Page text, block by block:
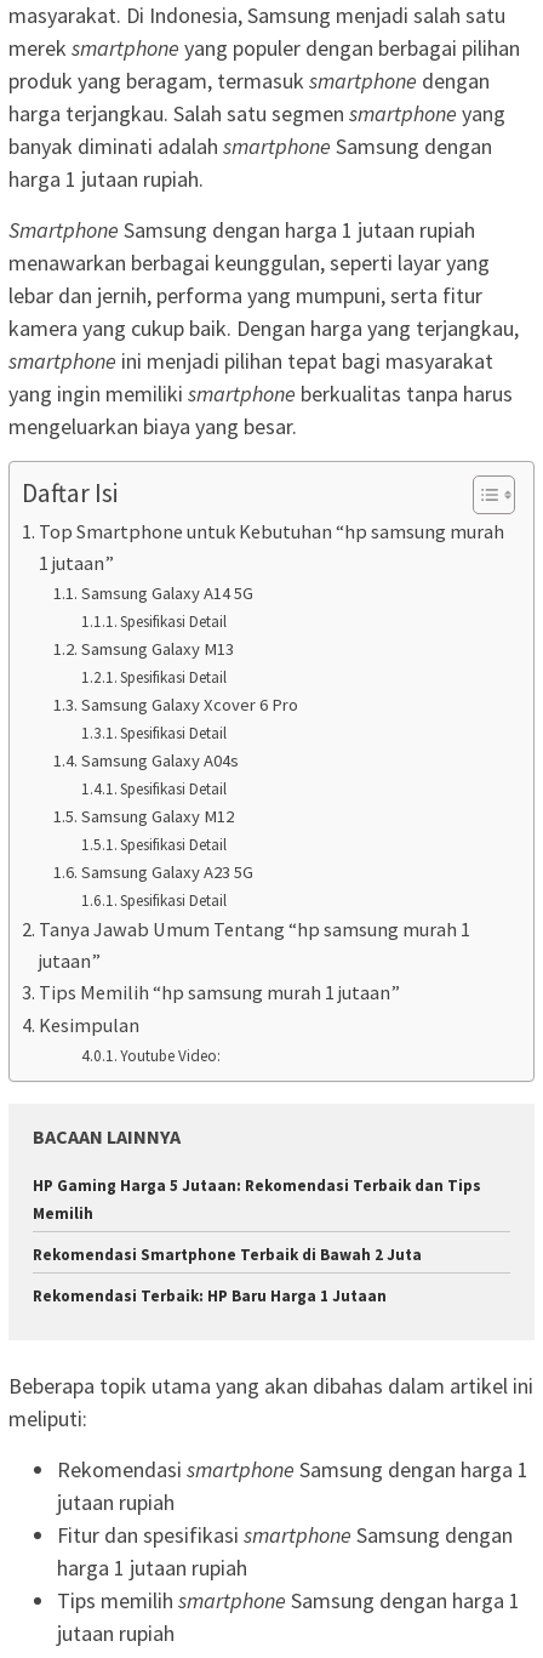
masyarakat. Di Indonesia, Samsung menjadi salah satu
merek smartphone yang populer dengan berbagai pilihan
produk yang beragam, termasuk smartphone dengan
harga terjangkau. Salah satu segmen smartphone yang
banyak diminati adalah smartphone Samsung dengan
harga 1 jutaan rupiah.
Smartphone Samsung dengan harga 1 jutaan rupiah
menawarkan berbagai keunggulan, seperti layar yang
lebar dan jernih, performa yang mumpuni, serta fitur
kamera yang cukup baik. Dengan harga yang terjangkau,
smartphone ini menjadi pilihan tepat bagi masyarakat
yang ingin memiliki smartphone berkualitas tanpa harus
mengeluarkan biaya yang besar.
Daftar Isi
Top Smartphone untuk Kebutuhan “hp samsung murah
1 jutaan”
Samsung Galaxy A14 5G
Spesifikasi Detail
Samsung Galaxy M13
Spesifikasi Detail
Samsung Galaxy Xcover 6 Pro
Spesifikasi Detail
Samsung Galaxy A04s
Spesifikasi Detail
Samsung Galaxy M12
Spesifikasi Detail
Samsung Galaxy A23 5G
Spesifikasi Detail
Tanya Jawab Umum Tentang “hp samsung murah 1
jutaan”
Tips Memilih “hp samsung murah 1 jutaan”
Kesimpulan
Youtube Video:
BACAAN LAINNYA
HP Gaming Harga 5 Jutaan: Rekomendasi Terbaik dan Tips
Memilih
Rekomendasi Smartphone Terbaik di Bawah 2 Juta
Rekomendasi Terbaik: HP Baru Harga 1 Jutaan
Beberapa topik utama yang akan dibahas dalam artikel ini
meliputi:
Rekomendasi smartphone Samsung dengan harga 1
jutaan rupiah
Fitur dan spesifikasi smartphone Samsung dengan
harga 1 jutaan rupiah
Tips memilih smartphone Samsung dengan harga 1
jutaan rupiah